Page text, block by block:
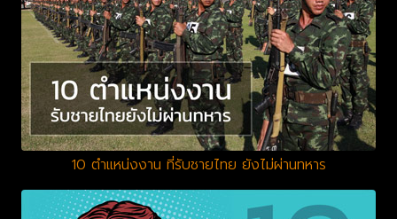
10 ตำแหน่งงาน ที่รับชายไทย ยังไม่ผ่านทหาร